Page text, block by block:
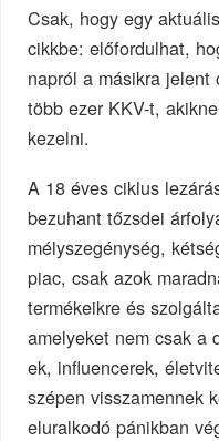
Csak, hogy egy
cikkbe: előfordulhat,
napról a másikra
több ezer KKV-t,
kezelni.
A 18 éves ciklus
bezuhant tőzsdei
mélyszegénység,
piac, csak azok
termékeikre és
amelyeket nem csak a
ek, influencerek,
szépen visszamennek
eluralkodó pánikban